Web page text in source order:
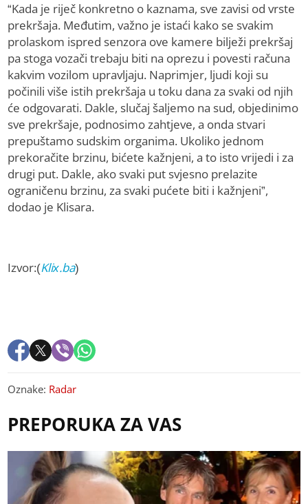
“Kada je riječ konkretno o kaznama, sve zavisi od vrste
prekršaja. Međutim, važno je istaći kako se svakim
prolaskom ispred senzora ove kamere bilježi prekršaj
pa stoga vozači trebaju biti na oprezu i povesti računa
kakvim vozilom upravljaju. Naprimjer, ljudi koji su
počinili više istih prekršaja u toku dana za svaki od njih
će odgovarati. Dakle, slučaj šaljemo na sud, objedinimo
sve prekršaje, podnosimo zahtjeve, a onda stvari
prepuštamo sudskim organima. Ukoliko jednom
prekoračite brzinu, bićete kažnjeni, a to isto vrijedi i za
drugi put. Dakle, ako svaki put svjesno prelazite
ograničenu brzinu, za svaki pućete biti i kažnjeni”,
dodao je Klisara.
Izvor:(Klix.ba)
Oznake: Radar
PREPORUKA ZA VAS